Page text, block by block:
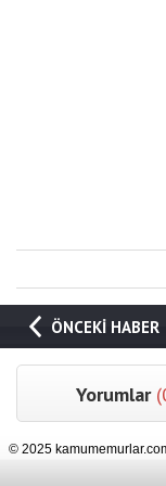
ÖNCEKİ HABER
Yorumlar
© 2025